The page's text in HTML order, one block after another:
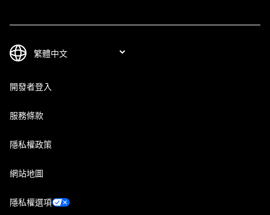
開發者登入
服務條款
隱私權政策
網站地圖
隱私權選項